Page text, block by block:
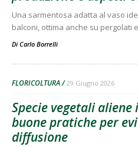
Una sarmentosa adatta al vaso
balconi, ottima anche su pergolati
Di Carlo Borrelli
FLORICOLTURA 29 Giugno 2026
Specie vegetali aliene
buone pratiche per
diffusione